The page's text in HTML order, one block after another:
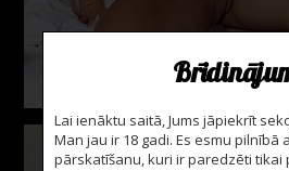
Lai ienāktu saitā, Jums jāpiekrīt
Man jau ir 18 gadi. Es esmu pilnībā
pārskatīšanu, kuri ir paredzēti tikai